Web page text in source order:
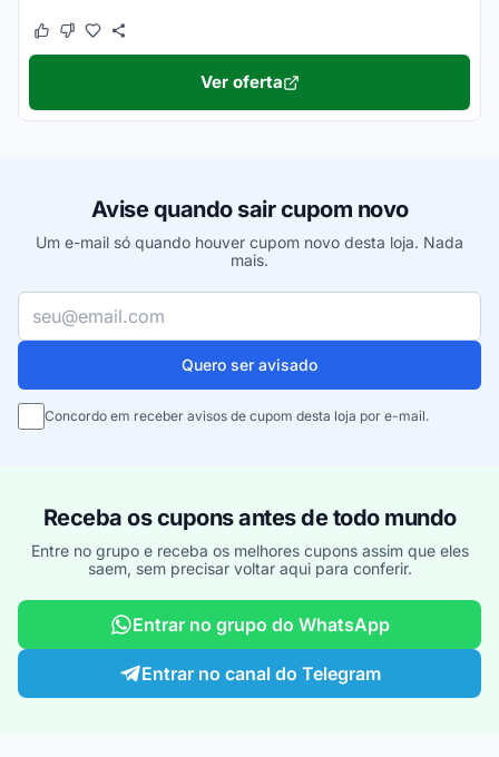
Este cupom funcionou
Este cupom não funcionou
Ver oferta
Avise quando sair cupom novo
Um e-mail só quando houver cupom novo desta loja. Nada
mais.
Quero ser avisado
Concordo em receber avisos de cupom desta loja por e-mail.
Receba os cupons antes de todo mundo
Entre no grupo e receba os melhores cupons assim que eles
saem, sem precisar voltar aqui para conferir.
Entrar no grupo do WhatsApp
Entrar no canal do Telegram